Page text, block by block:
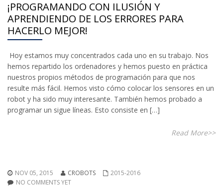
¡PROGRAMANDO CON ILUSIÓN Y
APRENDIENDO DE LOS ERRORES PARA
HACERLO MEJOR!
Hoy estamos muy concentrados cada uno en su trabajo. Nos
hemos repartido los ordenadores y hemos puesto en práctica
nuestros propios métodos de programación para que nos
resulte más fácil. Hemos visto cómo colocar los sensores en un
robot y ha sido muy interesante. También hemos probado a
programar un sigue líneas. Esto consiste en […]
Read More>>
NOV 05, 2015 CROBOTS
2015-2016
NO COMMENTS YET